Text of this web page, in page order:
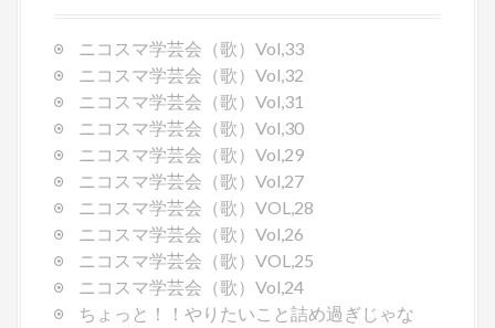
ニコスマ学芸会（歌）Vol,33
ニコスマ学芸会（歌）Vol,32
ニコスマ学芸会（歌）Vol,31
ニコスマ学芸会（歌）Vol,30
ニコスマ学芸会（歌）Vol,29
ニコスマ学芸会（歌）Vol,27
ニコスマ学芸会（歌）VOL,28
ニコスマ学芸会（歌）Vol,26
ニコスマ学芸会（歌）VOL,25
ニコスマ学芸会（歌）Vol,24
ちょっと！！やりたいこと詰め過ぎじゃな